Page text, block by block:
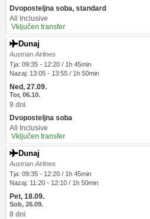
Dvoposteljna soba, standard
All Inclusive
Vključen transfer
Dunaj
Austrian Airlines
Tja: 09:35 - 12:20 / 1h 45min
Nazaj: 13:05 - 13:55 / 1h 50min
Ned, 27.09.
Tor, 06.10.
9 dni
Dvoposteljna soba
All Inclusive
Vključen transfer
Dunaj
Austrian Airlines
Tja: 09:35 - 12:20 / 1h 45min
Nazaj: 11:20 - 12:10 / 1h 50min
Pet, 18.09.
Sob, 26.09.
8 dni